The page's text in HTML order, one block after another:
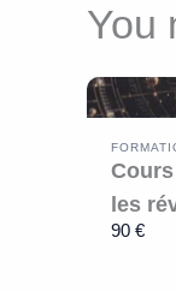
You
les
90 €